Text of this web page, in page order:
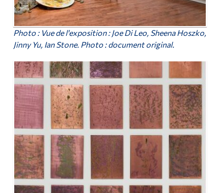
Photo : Vue de l'exposition : Joe Di Leo, Sheena Hoszko,
Jinny Yu, Ian Stone. Photo : document original.